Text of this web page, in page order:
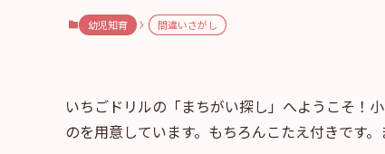
幼児知育 間違いさがし
いちごドリルの「まちがい探し」へようこそ！
のを用意しています。もちろんこたえ付きです